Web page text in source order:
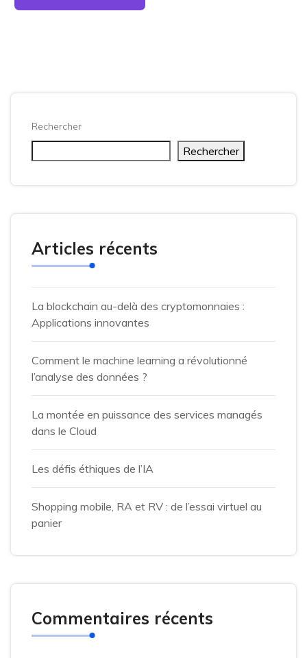
Rechercher
Rechercher
Articles récents
La blockchain au-delà des cryptomonnaies :
Applications innovantes
Comment le machine learning a révolutionné
l’analyse des données ?
La montée en puissance des services managés
dans le Cloud
Les défis éthiques de l’IA
Shopping mobile, RA et RV : de l’essai virtuel au
panier
Commentaires récents